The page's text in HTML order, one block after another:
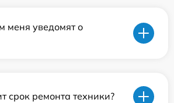
меня уведомят о
срок ремонта техники?